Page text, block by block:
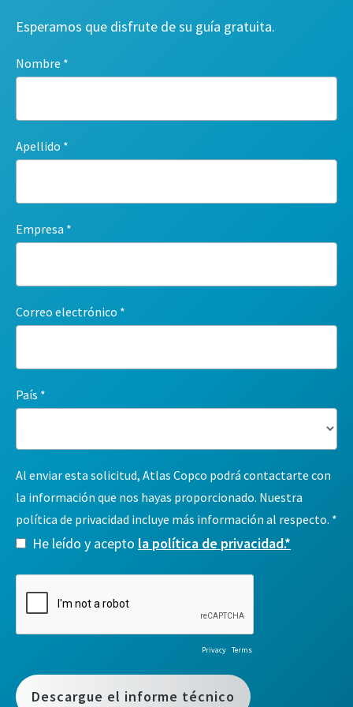
Esperamos que disfrute de su guía gratuita.
Nombre
Apellido
Empresa
Correo electrónico
País
Al enviar esta solicitud, Atlas Copco podrá contactarte con
la información que nos hayas proporcionado. Nuestra
política de privacidad incluye más información al respecto.
He leído y acepto la política de privacidad.*
Privacy-Terms